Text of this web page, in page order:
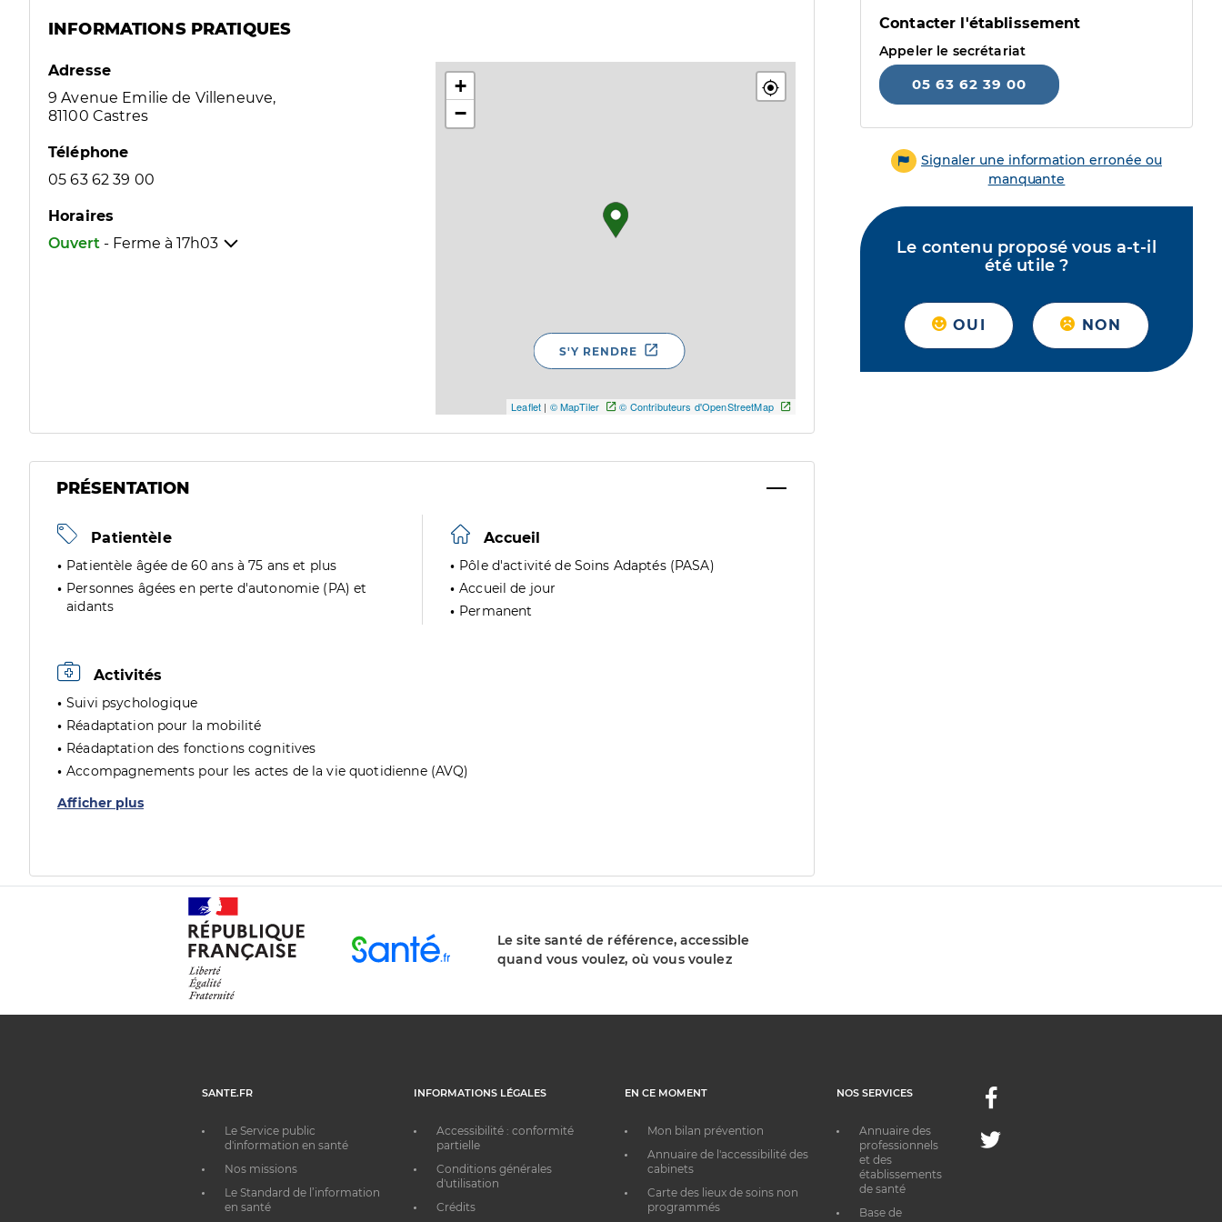
INFORMATIONS PRATIQUES
Adresse
9 Avenue Emilie de Villeneuve,
81100 Castres
Téléphone
05 63 62 39 00
Horaires
Ouvert - Ferme à 17h03
+
−
Leaflet | © MapTiler © Contributeurs d'OpenStreetMap
S'Y RENDRE
PRÉSENTATION
Patientèle
Patientèle âgée de 60 ans à 75 ans et plus
Personnes âgées en perte d'autonomie (PA) et
aidants
Accueil
Pôle d'activité de Soins Adaptés (PASA)
Accueil de jour
Permanent
Activités
Suivi psychologique
Réadaptation pour la mobilité
Réadaptation des fonctions cognitives
Accompagnements pour les actes de la vie quotidienne (AVQ)
Afficher plus
Contacter l'établissement
Appeler le secrétariat
05 63 62 39 00
Signaler une information erronée ou
manquante
Le contenu proposé vous a-t-il
été utile ?
OUI NON
Le site santé de référence, accessible
quand vous voulez, où vous voulez
SANTE.FR
Le Service public
d'information en santé
Nos missions
Le Standard de l’information
en santé
INFORMATIONS LÉGALES
Accessibilité : conformité
partielle
Conditions générales
d'utilisation
Crédits
EN CE MOMENT
Mon bilan prévention
Annuaire de l'accessibilité des
cabinets
Carte des lieux de soins non
programmés
NOS SERVICES
Annuaire des
professionnels
et des
établissements
de santé
Base de
Facebook
Twitter